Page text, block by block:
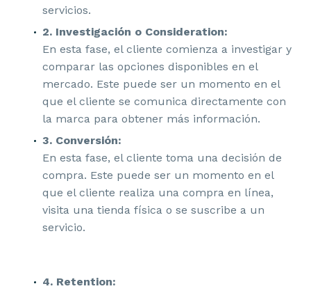
servicios.
2. Investigación o Consideration:
En esta fase, el cliente comienza a investigar y
comparar las opciones disponibles en el
mercado. Este puede ser un momento en el
que el cliente se comunica directamente con
la marca para obtener más información.
3. Conversión:
En esta fase, el cliente toma una decisión de
compra. Este puede ser un momento en el
que el cliente realiza una compra en línea,
visita una tienda física o se suscribe a un
servicio.
4. Retention: